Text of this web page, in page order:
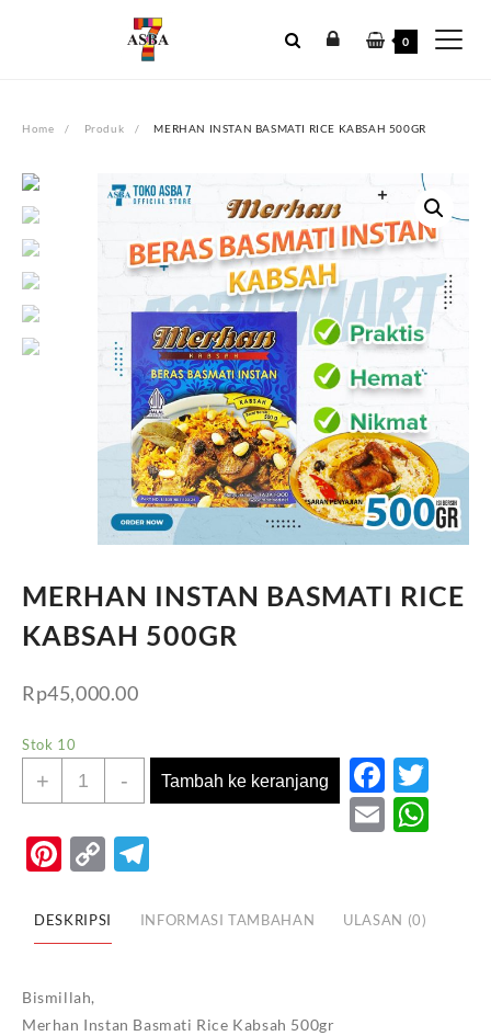
0
Home Produk MERHAN INSTAN BASMATI RICE KABSAH 500GR
MERHAN INSTAN BASMATI RICE
KABSAH 500GR
Rp45,000.00
Stok 10
+
Kuantitas
MERHAN
BASMATI
- Tambah ke keranjang
Email
Pinterest
Copy
DESKRIPSI INFORMASI TAMBAHAN ULASAN (0)
Bismillah,
Merhan Instan Basmati Rice Kabsah 500gr